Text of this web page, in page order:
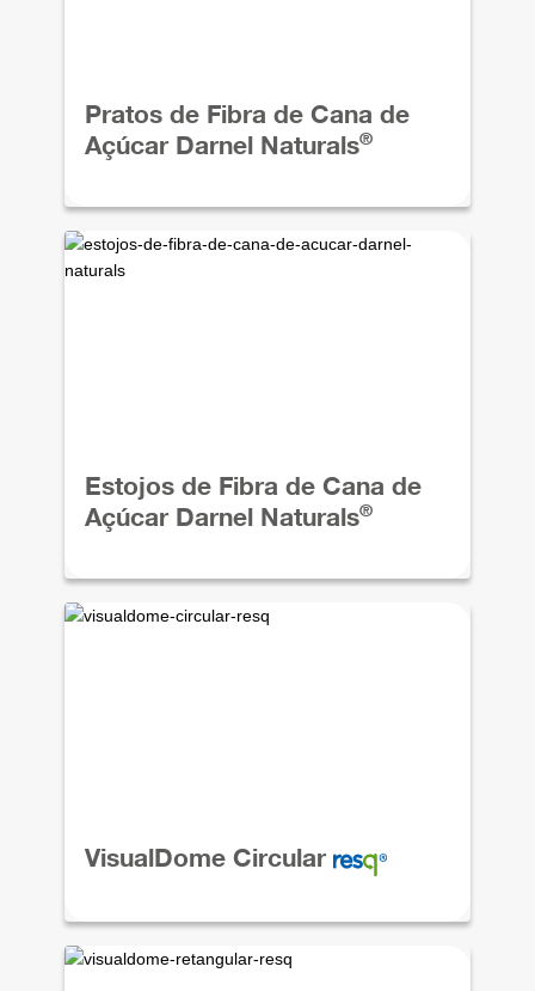
Pratos de Fibra de Cana de
Açúcar Darnel Naturals®
Estojos de Fibra de Cana de
Açúcar Darnel Naturals®
VisualDome Circular